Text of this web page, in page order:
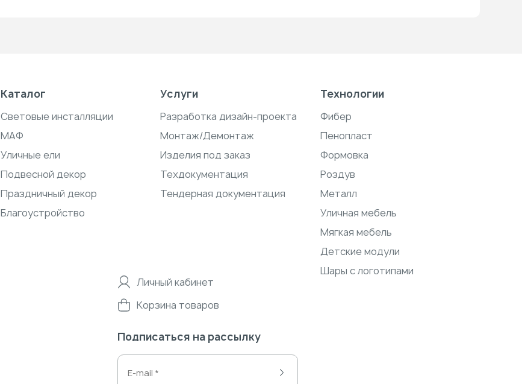
Каталог
Световые инсталляции
МАФ
Уличные ели
Подвесной декор
Праздничный декор
Благоустройство
Услуги
Разработка дизайн-проекта
Монтаж/Демонтаж
Изделия под заказ
Техдокументация
Тендерная документация
Технологии
Фибер
Пенопласт
Формовка
Роздув
Металл
Уличная мебель
Мягкая мебель
Детские модули
Шары с логотипами
Личный кабинет
Корзина товаров
Подписаться на рассылку